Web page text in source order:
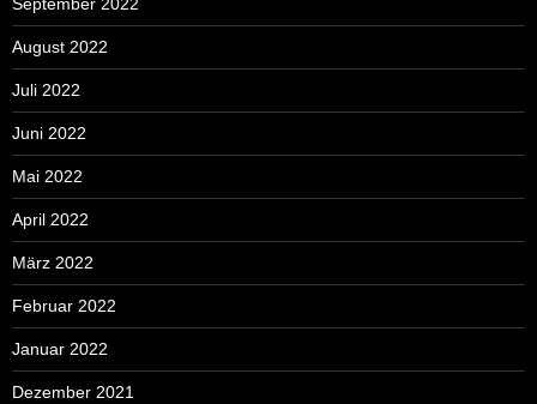
August 2022
Juli 2022
Juni 2022
Mai 2022
April 2022
März 2022
Februar 2022
Januar 2022
Dezember 2021